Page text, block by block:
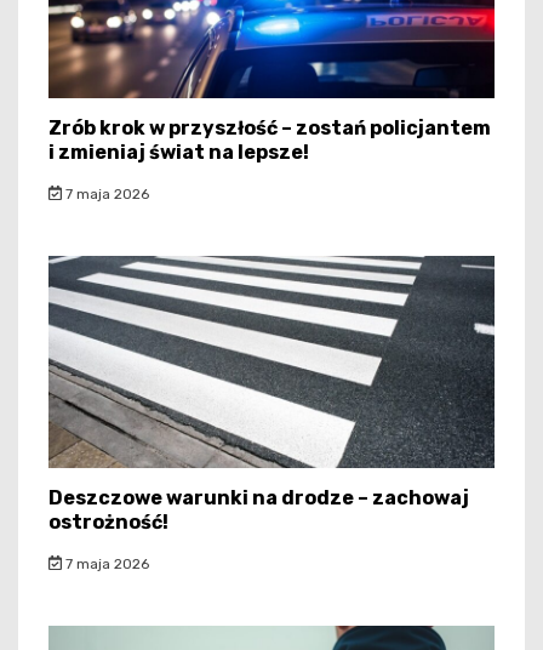
Zrób krok w przyszłość – zostań policjantem
i zmieniaj świat na lepsze!
7 maja 2026
Deszczowe warunki na drodze – zachowaj
ostrożność!
7 maja 2026